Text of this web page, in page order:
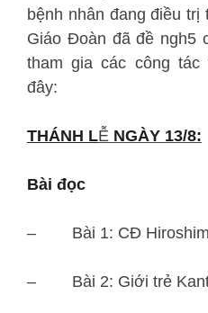
bệnh nhân đang điều trị
Giáo Đoàn đã đề ngh5
tham gia các công
đây:
THÁNH LỄ NGÀY 13/8:
Bài đọc
– Bài 1: CĐ
– Bài 2: Giới trẻ